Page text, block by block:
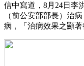
信中寫道，8月24日李
（前公安部部長）治
病，「治病效果之顯著